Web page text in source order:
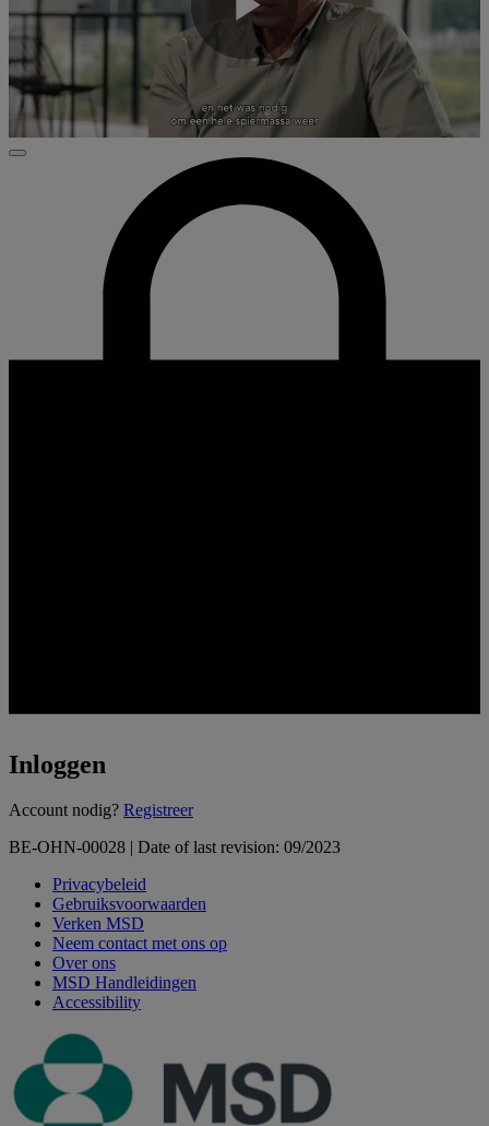
Play
Video
Sluiten
Inloggen
Loading...
Account nodig? Registreer
BE-OHN-00028 | Date of last revision: 09/2023
Privacybeleid
Gebruiksvoorwaarden
Verken MSD
Neem contact met ons op
Over ons
MSD Handleidingen
Accessibility